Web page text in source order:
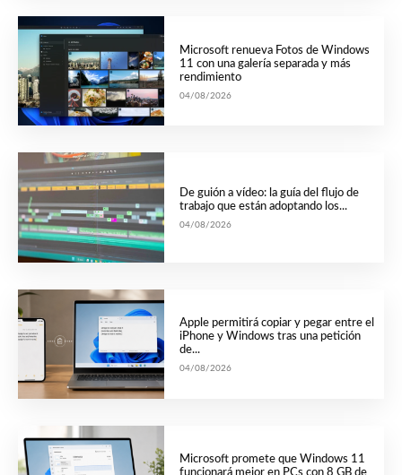
Microsoft renueva Fotos de Windows
11 con una galería separada y más
rendimiento
04/08/2026
De guión a vídeo: la guía del flujo de
trabajo que están adoptando los...
04/08/2026
Apple permitirá copiar y pegar entre el
iPhone y Windows tras una petición
de...
04/08/2026
Microsoft promete que Windows 11